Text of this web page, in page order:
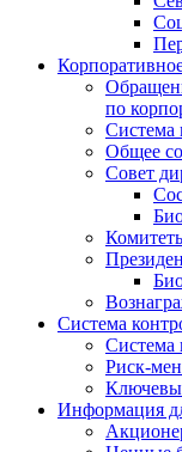
по
Система
Общее
Совет
Система
Система
Риск-
Информация